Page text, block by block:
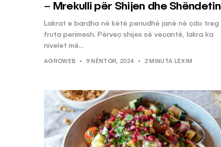
– Mrekulli për Shijen dhe Shëndetin
Lakrat e bardha në këtë periudhë janë në çdo treg
fruta perimesh. Përveç shijes së veçantë, lakra ka
nivelet më...
AGROWEB 9 NËNTOR, 2024 2 MINUTA LEXIM